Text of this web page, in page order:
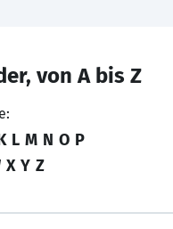
von A bis Z
L M N O P
X Y Z